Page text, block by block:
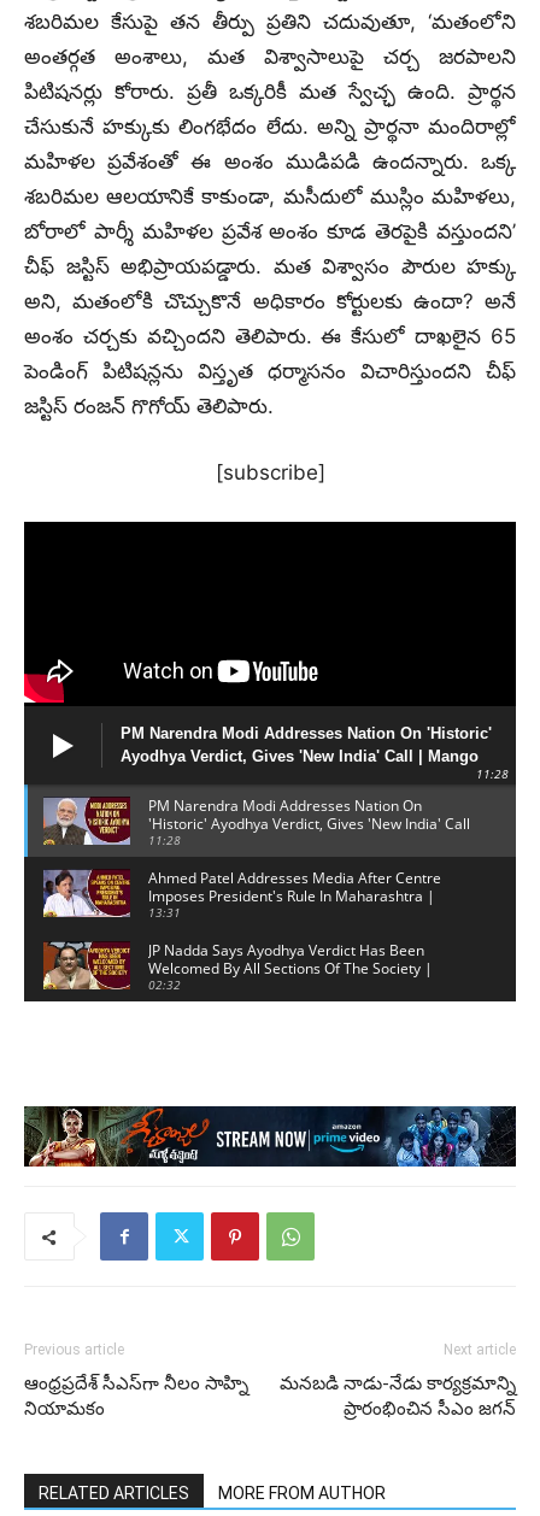
శబరిమల కేసుపై తన తీర్పు ప్రతిని చదువుతూ, ‘మతంలోని
అంతర్గత అంశాలు, మత విశ్వాసాలుపై చర్చ జరపాలని
పిటిషనర్లు కోరారు. ప్రతీ ఒక్కరికీ మత స్వేచ్ఛ ఉంది. ప్రార్థన
చేసుకునే హక్కుకు లింగభేదం లేదు. అన్ని ప్రార్థనా మందిరాల్లో
మహిళల ప్రవేశంతో ఈ అంశం ముడిపడి ఉందన్నారు. ఒక్క
శబరిమల ఆలయానికే కాకుండా, మసీదులో ముస్లిం మహిళలు,
బోరాలో పార్శీ మహిళల ప్రవేశ అంశం కూడ తెరపైకి వస్తుందని’
చీఫ్ జస్టిస్ అభిప్రాయపడ్డారు. మత విశ్వాసం పౌరుల హక్కు
అని, మతంలోకి చొచ్చుకొనే అధికారం కోర్టులకు ఉందా? అనే
అంశం చర్చకు వచ్చిందని తెలిపారు. ఈ కేసులో దాఖలైన 65
పెండింగ్‌ పిటిషన్లను విస్తృత ధర్మాసనం విచారిస్తుందని చీఫ్
జస్టిస్ రంజన్ గొగోయ్ తెలిపారు.
[subscribe]
PM Narendra Modi Addresses Nation On 'Historic'
Ayodhya Verdict, Gives 'New India' Call | Mango
11:28
PM Narendra Modi Addresses Nation On
'Historic' Ayodhya Verdict, Gives 'New India' Call
| Mango News
11:28
Ahmed Patel Addresses Media After Centre
Imposes President's Rule In Maharashtra |
Mango News
13:31
JP Nadda Says Ayodhya Verdict Has Been
Welcomed By All Sections Of The Society |
#AyodhyaCase
02:32
Previous article
ఆంధ్రప్రదేశ్ సీఎస్‌గా నీలం సాహ్ని
నియామకం
Next article
మనబడి నాడు-నేడు కార్యక్రమాన్ని
ప్రారంభించిన సీఎం జగన్
RELATED ARTICLES MORE FROM AUTHOR